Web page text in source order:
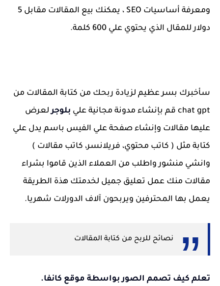
ومعرفة أساسيات SEO ، يمكنك بيع المقالات مقابل 5
دولار للمقال الذي يحتوي علي 600 كلمة.
سأخبرك بسر عظيم لزيادة ربحك من كتابة المقالات من
chat gpt قم بإنشاء مدونة مجانية علي
بلوجرلعرض
عليها مقالات وإنشاء صفحة علي الفيس باسم يدل علي
كتابة مثل ( كاتب محتوي، فريلانسر، كاتب مقالات )
وانشي منشور واطلب من العملاء الذين قاموا بشراء
مقالات منك عمل تعليق جميل لخدمتك هذة الطريقة
يعمل بها المحترفين ويربحون آلاف الدورلات شهريا.
نصائح للربح من كتابة المقالات
تعلم كيف تصمم الصور بواسطة موقع كانفا.